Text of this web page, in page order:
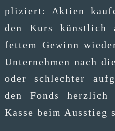
pli­ziert: Akti­en
den Kurs künst­lich
fet­tem Gewinn
Unter­neh­men nach
oder schlech­ter
den Fonds herz­lich
Kas­se beim Aus­stieg